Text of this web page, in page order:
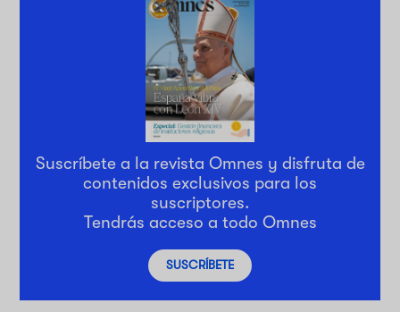
Suscríbete a la revista Omnes y disfruta de
contenidos exclusivos para los
suscriptores.
Tendrás acceso a todo Omnes
SUSCRÍBETE